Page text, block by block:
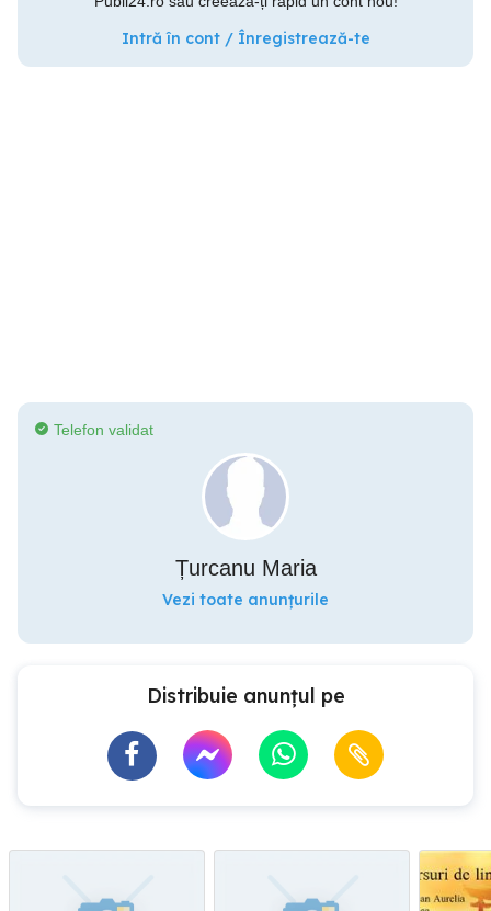
Intră în cont / Înregistrează-te
Telefon validat
Țurcanu Maria
Vezi toate anunțurile
Distribuie anunțul pe